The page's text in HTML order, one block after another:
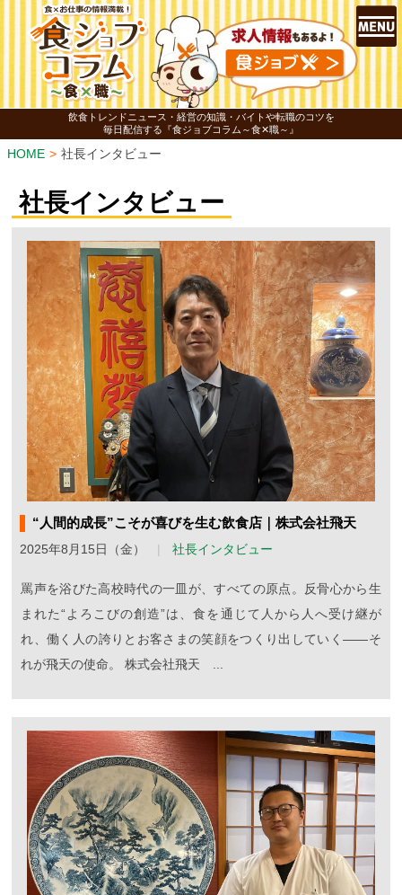
飲食トレンドニュース・経営の知識・バイトや転職のコツを
毎日配信する『食ジョブコラム～食✕職～』
HOME 社長インタビュー
社長インタビュー
“人間的成長”こそが喜びを生む飲食店｜株式会社飛天
2025年8月15日（金） 社長インタビュー
罵声を浴びた高校時代の一皿が、すべての原点。反骨心から生
まれた“よろこびの創造”は、食を通じて人から人へ受け継が
れ、働く人の誇りとお客さまの笑顔をつくり出していく——そ
れが飛天の使命。 株式会社飛天 ...